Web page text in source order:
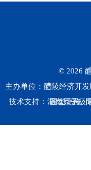
© 2026
主办单位：醴陵经济开
国瓷北路
技术支持：湖南原子极